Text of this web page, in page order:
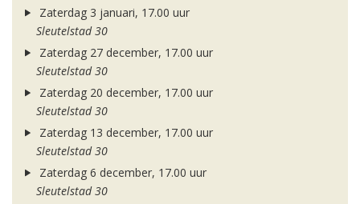
Zaterdag 3 januari, 17.00 uur
Sleutelstad 30
Zaterdag 27 december, 17.00 uur
Sleutelstad 30
Zaterdag 20 december, 17.00 uur
Sleutelstad 30
Zaterdag 13 december, 17.00 uur
Sleutelstad 30
Zaterdag 6 december, 17.00 uur
Sleutelstad 30